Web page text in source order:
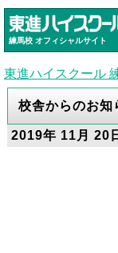
練馬校 オフィシャルサイト
東進ハイスクール
校舎からのお知
2019年 11月 20